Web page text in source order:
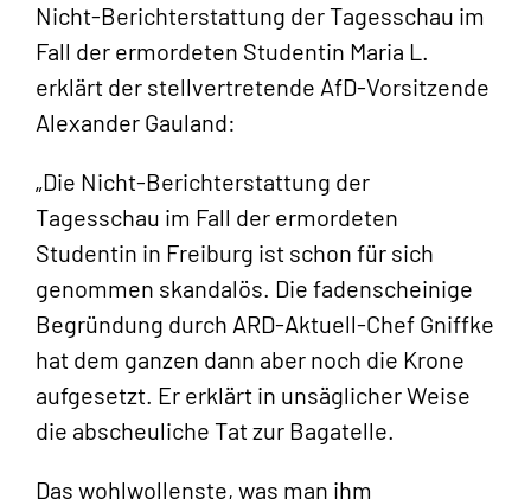
Nicht-Berichterstattung der Tagesschau im
Fall der ermordeten Studentin Maria L.
erklärt der stellvertretende AfD-Vorsitzende
Alexander Gauland:
„Die Nicht-Berichterstattung der
Tagesschau im Fall der ermordeten
Studentin in Freiburg ist schon für sich
genommen skandalös. Die fadenscheinige
Begründung durch ARD-Aktuell-Chef Gniffke
hat dem ganzen dann aber noch die Krone
aufgesetzt. Er erklärt in unsäglicher Weise
die abscheuliche Tat zur Bagatelle.
Das wohlwollenste, was man ihm